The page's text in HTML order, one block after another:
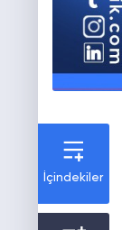
İçindekiler